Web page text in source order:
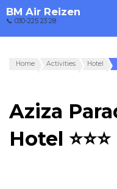
BM Air Reizen
📞 030-225 23 28
Home Activities Hotel
Aziza
Hotel ⭐⭐⭐